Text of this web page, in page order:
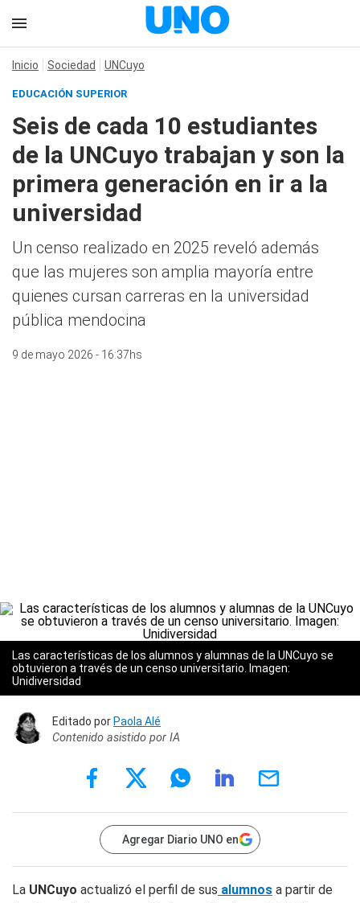
Inicio Sociedad UNCuyo
EDUCACIÓN SUPERIOR
Seis de cada 10 estudiantes
de la UNCuyo trabajan y son la
primera generación en ir a la
universidad
Un censo realizado en 2025 reveló además
que las mujeres son amplia mayoría entre
quienes cursan carreras en la universidad
pública mendocina
9 de mayo 2026 - 16:37hs
Las características de los alumnos y alumnas de la UNCuyo se
obtuvieron a través de un censo universitario. Imagen:
Unidiversidad
Editado porPaola Alé
Contenido asistido por IA
Agregar Diario UNO en
La UNCuyo actualizó el perfil de sus alumnos a partir de